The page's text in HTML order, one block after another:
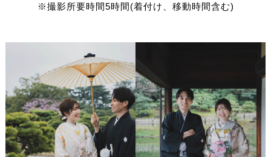
※撮影所要時間5時間(着付け、移動時間含む)